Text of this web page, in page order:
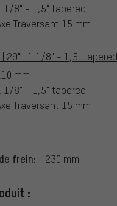
1/8" - 1,5" tapered
Traversant 15 mm
29" | 1 1/8" - 1,5"
mm
1/8" - 1,5" tapered
Traversant 15 mm
frein: 230 mm
: